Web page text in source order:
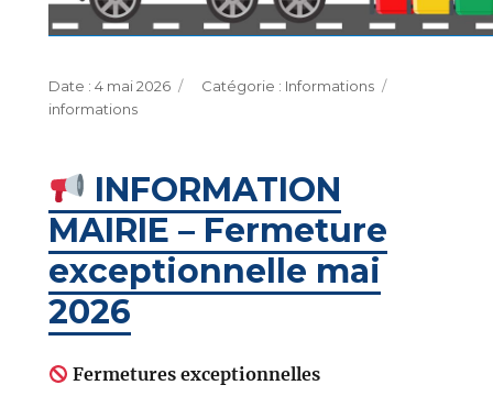
Publié
le
4 mai 2026 Catégories
Informations
informations
INFORMATION
MAIRIE – Fermeture
exceptionnelle mai
2026
Fermetures exceptionnelles